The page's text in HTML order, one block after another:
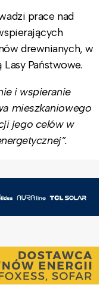
prace nad
drewnianych, w
Państwowe.
i wspieranie
mieszkaniowego
jego celów w